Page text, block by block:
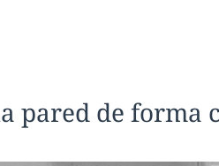
pared de forma